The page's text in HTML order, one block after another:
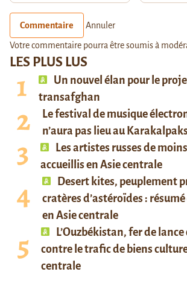
LES PLUS LUS
Un nouvel élan pour le
transafghan
Le festival de musique
n’aura pas lieu au
Les artistes russes de
accueillis en Asie centrale
Desert kites, peuplement
cratères d’astéroïdes :
en Asie centrale
L’Ouzbékistan, fer de
contre le trafic de biens
centrale
Commentaire Annuler
Votre commentaire pourra être soumis à